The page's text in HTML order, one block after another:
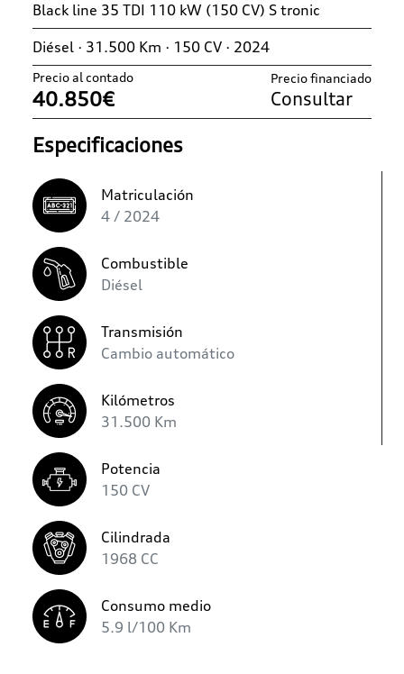
Black line 35 TDI 110 kW (150 CV) S tronic
Diésel · 31.500 Km · 150 CV · 2024
Precio al contado
40.850€
Precio financiado
Consultar
Especificaciones
Matriculación
4 / 2024
Combustible
Diésel
Transmisión
Cambio automático
Kilómetros
31.500 Km
Potencia
150 CV
Cilindrada
1968 CC
Consumo medio
5.9 l/100 Km